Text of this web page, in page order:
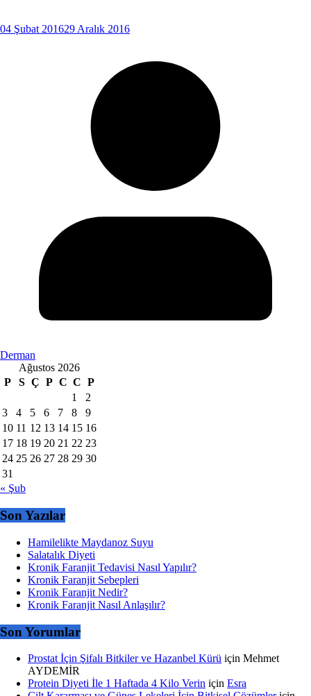
04 Şubat 201629 Aralık 2016
Derman
Ağustos 2026
P
S Ç P C C P
1
2
3
4 5 6 7 8
9
10 11 12 13 14 15 16
17 18 19 20 21 22 23
24 25 26 27 28 29 30
31
« Şub
Son Yazılar
Hamilelikte Maydanoz Suyu
Salatalık Diyeti
Kronik Faranjit Tedavisi Nasıl Yapılır?
Kronik Faranjit Sebepleri
Kronik Faranjit Nedir?
Kronik Faranjit Nasıl Anlaşılır?
Son Yorumlar
Prostat İçin Şifalı Bitkiler ve Hazanbel Kürü için Mehmet
AYDEMİR
Protein Diyeti İle 1 Haftada 4 Kilo Verin için Esra